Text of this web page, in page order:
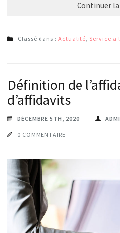
Continuer
Classé dans : Actualité, Service a
Définition de
d’affidavits
DÉCEMBRE 5TH, 2020
0 COMMENTAIRE